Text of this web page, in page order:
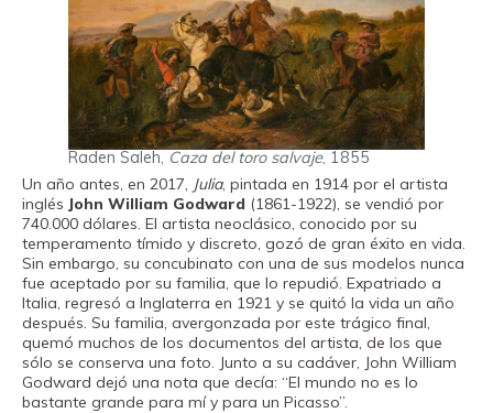
Raden Saleh, Caza del toro salvaje, 1855
Un año antes, en 2017, Julia, pintada en 1914 por el artista
inglés John William Godward (1861-1922), se vendió por
740.000 dólares. El artista neoclásico, conocido por su
temperamento tímido y discreto, gozó de gran éxito en vida.
Sin embargo, su concubinato con una de sus modelos nunca
fue aceptado por su familia, que lo repudió. Expatriado a
Italia, regresó a Inglaterra en 1921 y se quitó la vida un año
después. Su familia, avergonzada por este trágico final,
quemó muchos de los documentos del artista, de los que
sólo se conserva una foto. Junto a su cadáver, John William
Godward dejó una nota que decía: “El mundo no es lo
bastante grande para mí y para un Picasso”.
Entradas
Canal PRO